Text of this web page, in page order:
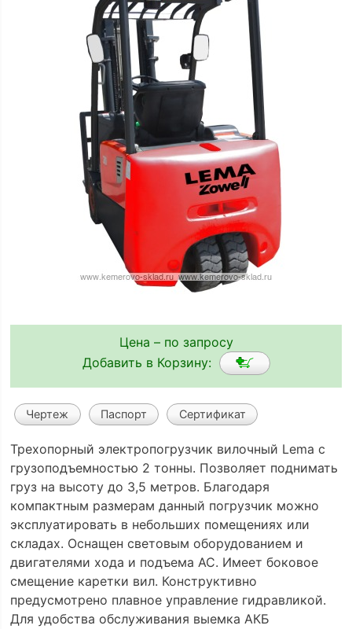
Цена – по запросу
Добавить в Корзину:
Чертеж Паспорт Сертификат
Трехопорный электропогрузчик вилочный Lema с
грузоподъемностью 2 тонны. Позволяет поднимать
груз на высоту до 3,5 метров. Благодаря
компактным размерам данный погрузчик можно
эксплуатировать в небольших помещениях или
складах. Оснащен световым оборудованием и
двигателями хода и подъема АС. Имеет боковое
смещение каретки вил. Конструктивно
предусмотрено плавное управление гидравликой.
Для удобства обслуживания выемка АКБ